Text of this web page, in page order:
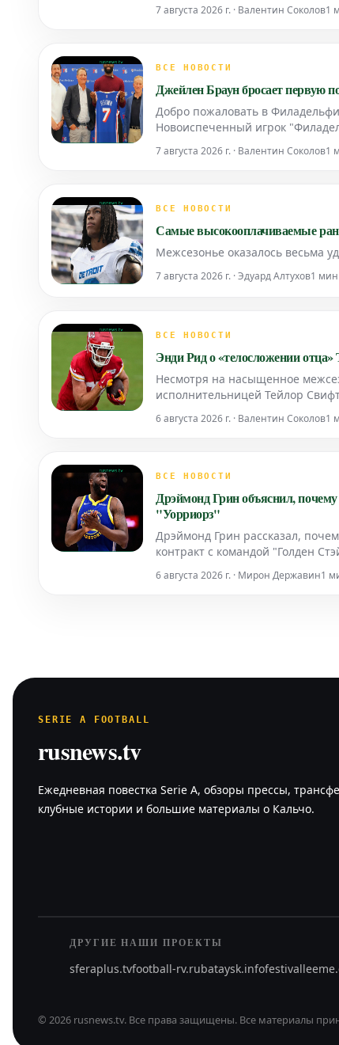
футболе.
7 августа 2026 г. · Валентин Соколов1
ВСЕ НОВОСТИ
Джейлен Браун бросает первую
Добро пожаловать в
Новоиспеченный игрок
после громкого обме
7 августа 2026 г. · Валентин Соколов1
ВСЕ НОВОСТИ
Самые высокооплачиваемые
Межсезонье оказалось весьма
7 августа 2026 г. · Эдуард Алтухов1 мин
ВСЕ НОВОСТИ
Энди Рид о «телосложении отца»
Несмотря на насыщенное
исполнительницей Тейлор
сборах команды.
6 августа 2026 г. · Валентин Соколов1
ВСЕ НОВОСТИ
Дрэймонд Грин объяснил, почему
"Уорриорз"
Дрэймонд Грин рассказал,
контракт с командой "Голден
кон
6 августа 2026 г. · Мирон Державин1
SERIE A FOOTBALL
rusnews.tv
Ежедневная повестка Serie A, обзоры прессы,
клубные истории и большие материалы о Кальчо.
ДРУГИЕ НАШИ ПРОЕКТЫ
sferaplus.tvfootball-rv.rubataysk.info
© 2026 rusnews.tv. Все права защищены. Все материалы